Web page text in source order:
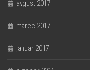
avgust 2017
marec 2017
januar 2017